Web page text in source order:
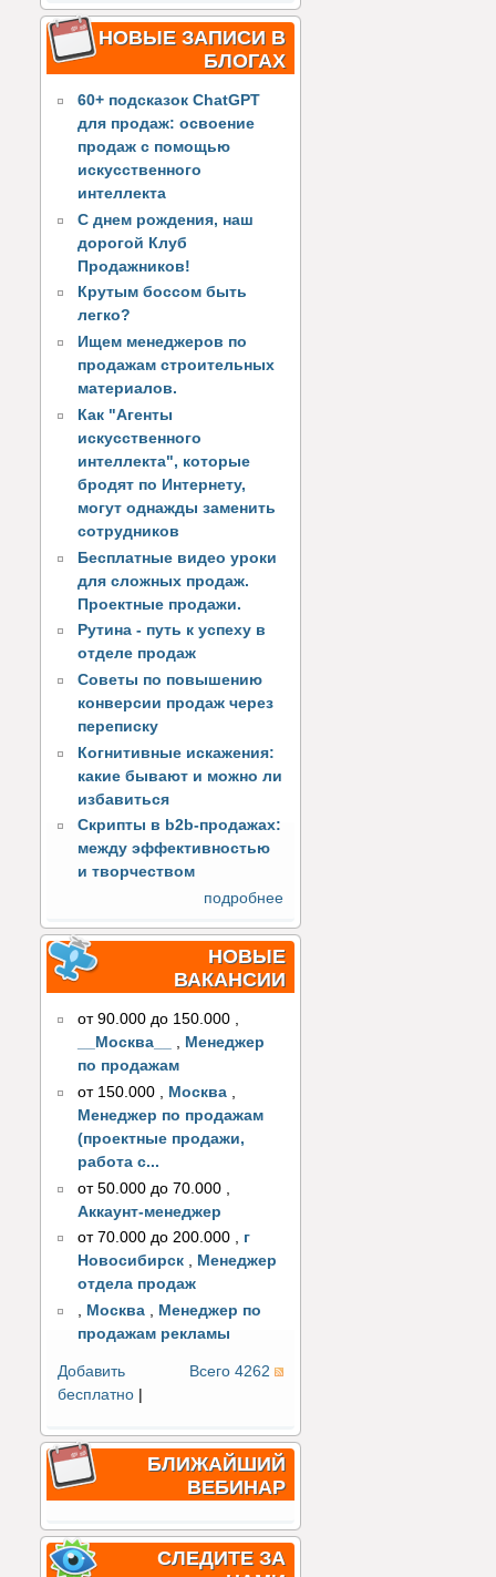
НОВЫЕ ЗАПИСИ В
БЛОГАХ
60+ подсказок ChatGPT
для продаж: освоение
продаж с помощью
искусственного
интеллекта
С днем рождения, наш
дорогой Клуб
Продажников!
Крутым боссом быть
легко?
Ищем менеджеров по
продажам строительных
материалов.
Как "Агенты
искусственного
интеллекта", которые
бродят по Интернету,
могут однажды заменить
сотрудников
Бесплатные видео уроки
для сложных продаж.
Проектные продажи.
Рутина - путь к успеху в
отделе продаж
Советы по повышению
конверсии продаж через
переписку
Когнитивные искажения:
какие бывают и можно ли
избавиться
Скрипты в b2b-продажах:
между эффективностью
и творчеством
подробнее
НОВЫЕ
ВАКАНСИИ
от 90.000 до 150.000 ,
__Москва__
, Менеджер
по продажам
от 150.000
Москва
Менеджер по продажам
(проектные продажи,
работа с...
от 50.000 до 70.000
Аккаунт-менеджер
от 70.000 до 200.000 , г
Новосибирск , Менеджер
отдела продаж
, Москва , Менеджер по
продажам рекламы
Всего 4262
Добавить
бесплатно
БЛИЖАЙШИЙ
ВЕБИНАР
СЛЕДИТЕ ЗА